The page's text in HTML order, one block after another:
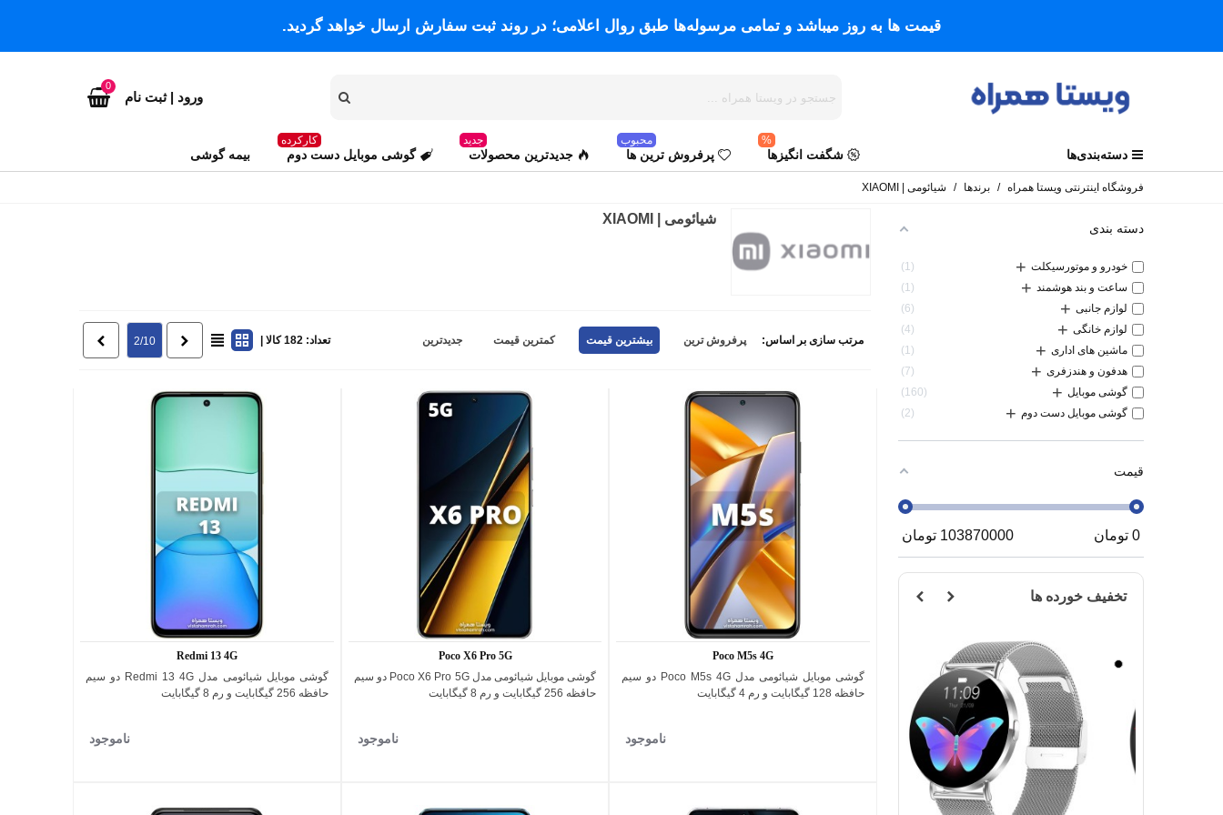
قیمت ها به روز میباشد و تمامی مرسوله‌ها طبق روال اعلامی؛ در روند ثبت سفارش ارسال خواهد گردید.
ورود | ثبت نام
0
دسته‌بندی‌ها شگفت انگیزها
%
پرفروش ترین ها
محبوب
جدیدترین محصولات
جدید
گوشی موبایل دست دوم
کارکرده
بیمه گوشی
فروشگاه اینترنتی ویستا همراه / برندها / شیائومی | XIAOMI
دسته بندی
خودرو و موتورسیکلت +
1
ساعت و بند هوشمند +
1
لوازم جانبی +
6
لوازم خانگی +
4
ماشین های اداری +
1
هدفون و هندزفری +
7
گوشی موبایل +
160
گوشی موبایل دست دوم +
2
قیمت
0 تومان 103870000 تومان
تخفیف خورده ها
مشکی مشکی قرمز
شیائومی | XIAOMI
مرتب سازی بر اساس: پرفروش ترین بیشترین قیمت کمترین قیمت جدیدترین تعداد: 182 کالا | 2/10
اضافه به مقایسه
Poco M5s 4G
گوشی موبایل شیائومی مدل Poco M5s 4G دو سیم
حافظه 128 گیگابایت و رم 4 گیگابایت
ناموجود
اضافه به مقایسه
Poco X6 Pro 5G
گوشی موبایل شیائومی مدل Poco X6 Pro 5G دو سیم
حافظه 256 گیگابایت و رم 8 گیگابایت
ناموجود
اضافه به مقایسه
Redmi 13 4G
گوشی موبایل شیائومی مدل Redmi 13 4G دو سیم
حافظه 256 گیگابایت و رم 8 گیگابایت
ناموجود